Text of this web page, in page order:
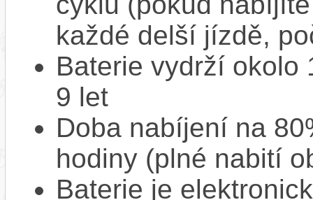
každé delší jízdě,
Baterie vydrží okolo
9 let
Doba nabíjení na
hodiny (plné nabití
Baterie je